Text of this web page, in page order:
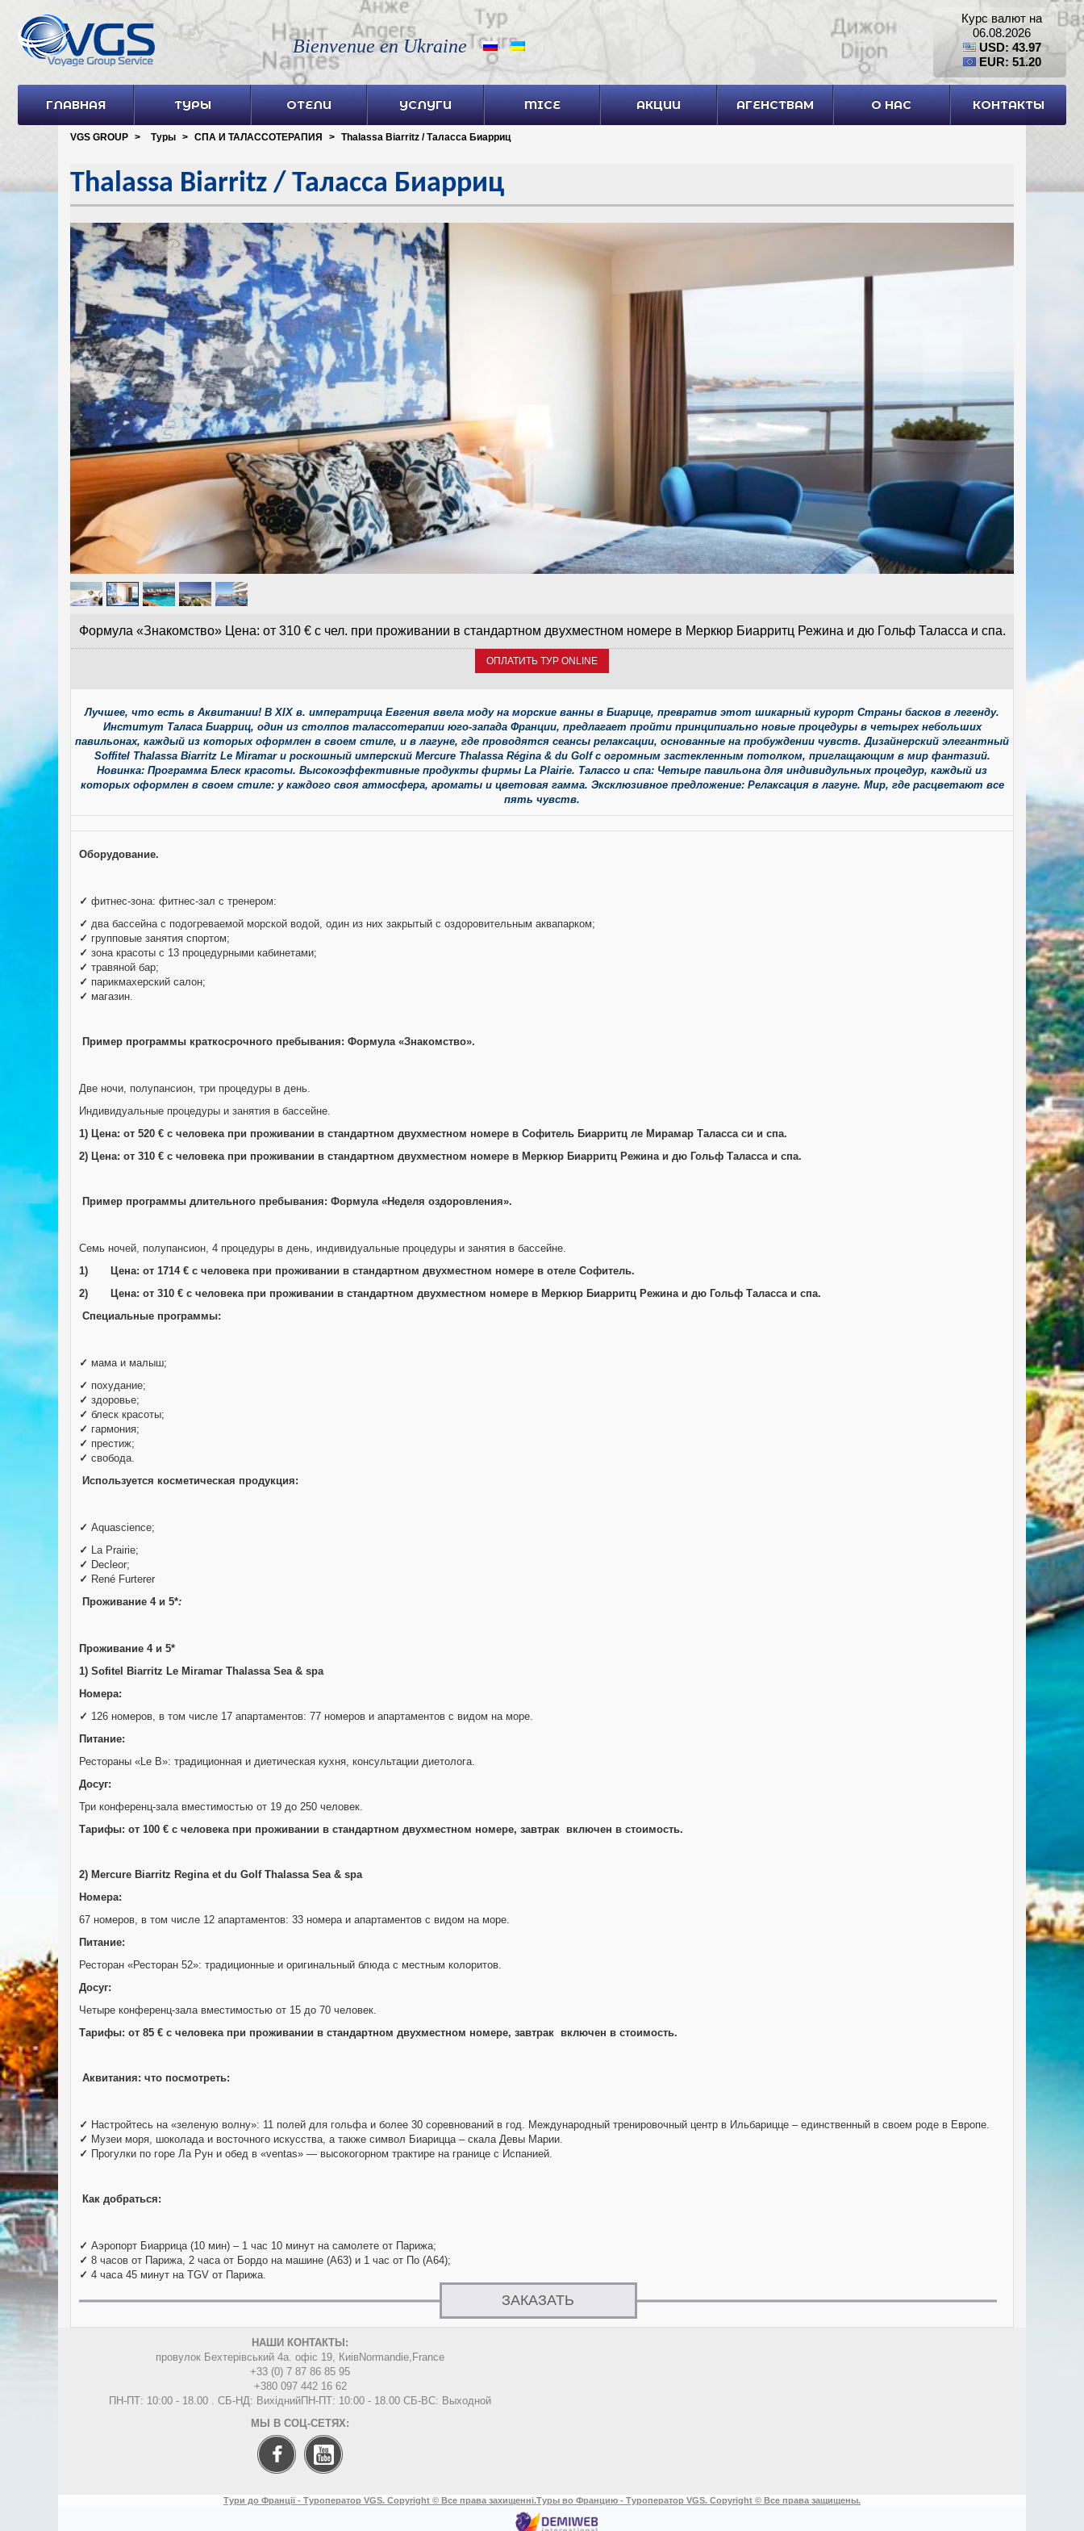
Bienvenue en Ukraine
Курс валют на
06.08.2026
USD: 43.97
EUR: 51.20
ГЛАВНАЯ ТУРЫ ОТЕЛИ УСЛУГИ MICE АКЦИИ АГЕНСТВАМ О НАС КОНТАКТЫ
VGS GROUP > Туры > СПА И ТАЛАССОТЕРАПИЯ > Thalassa Biarritz / Таласса Биарриц
Thalassa Biarritz / Таласса Биарриц
Формула «Знакомство» Цена: от 310 € с чел. при проживании в стандартном двухместном номере в Меркюр Биарритц Режина и дю Гольф Таласса и спа.
ОПЛАТИТЬ ТУР ONLINE
Лучшее, что есть в Аквитании! В ХIX в. императрица Евгения ввела моду на морские ванны в Биарице, превратив этот шикарный курорт Страны басков в легенду.
Институт Таласа Биарриц, один из столпов талассотерапии юго-запада Франции, предлагает пройти принципиально новые процедуры в четырех небольших
павильонах, каждый из которых оформлен в своем стиле, и в лагуне, где проводятся сеансы релаксации, основанные на пробуждении чувств. Дизайнерский элегантный
Soffitel Thalassa Biarritz Le Miramar и роскошный имперский Mercure Thalassa Régina & du Golf с огромным застекленным потолком, приглащающим в мир фантазий.
Новинка: Программа Блеск красоты. Высокоэффективные продукты фирмы La Plairie. Талассо и спа: Четыре павильона для индивидульных процедур, каждый из
которых оформлен в своем стиле: у каждого своя атмосфера, ароматы и цветовая гамма. Эксклюзивное предложение: Релаксация в лагуне. Мир, где расцветают все
пять чувств.
Оборудование.
✓ фитнес-зона: фитнес-зал с тренером:
✓ два бассейна с подогреваемой морской водой, один из них закрытый с оздоровительным аквапарком;
✓ групповые занятия спортом;
✓ зона красоты с 13 процедурными кабинетами;
✓ травяной бар;
✓ парикмахерский салон;
✓ магазин.
Пример программы краткосрочного пребывания: Формула «Знакомство».
Две ночи, полупансион, три процедуры в день.
Индивидуальные процедуры и занятия в бассейне.
1) Цена: от 520 € с человека при проживании в стандартном двухместном номере в Софитель Биарритц ле Мирамар Таласса си и спа.
2) Цена: от 310 € с человека при проживании в стандартном двухместном номере в Меркюр Биарритц Режина и дю Гольф Таласса и спа.
Пример программы длительного пребывания: Формула «Неделя оздоровления».
Семь ночей, полупансион, 4 процедуры в день, индивидуальные процедуры и занятия в бассейне.
1) Цена: от 1714 € с человека при проживании в стандартном двухместном номере в отеле Софитель.
2) Цена: от 310 € с человека при проживании в стандартном двухместном номере в Меркюр Биарритц Режина и дю Гольф Таласса и спа.
Специальные программы:
✓ мама и малыш;
✓ похудание;
✓ здоровье;
✓ блеск красоты;
✓ гармония;
✓ престиж;
✓ свобода.
Используется косметическая продукция:
✓ Aquascience;
✓ La Prairie;
✓ Decleor;
✓ René Furterer
Проживание 4 и 5*:
Проживание 4 и 5*
1) Sofitel Biarritz Le Miramar Thalassa Sea & spa
Номера:
✓ 126 номеров, в том числе 17 апартаментов: 77 номеров и апартаментов с видом на море.
Питание:
Рестораны «Le B»: традиционная и диетическая кухня, консультации диетолога.
Досуг:
Три конференц-зала вместимостью от 19 до 250 человек.
Тарифы: от 100 € с человека при проживании в стандартном двухместном номере, завтрак включен в стоимость.
2) Mercure Biarritz Regina et du Golf Thalassa Sea & spa
Номера:
67 номеров, в том числе 12 апартаментов: 33 номера и апартаментов с видом на море.
Питание:
Ресторан «Ресторан 52»: традиционные и оригинальный блюда с местным колоритов.
Досуг:
Четыре конференц-зала вместимостью от 15 до 70 человек.
Тарифы: от 85 € с человека при проживании в стандартном двухместном номере, завтрак включен в стоимость.
Аквитания: что посмотреть:
✓ Настройтесь на «зеленую волну»: 11 полей для гольфа и более 30 соревнований в год. Международный тренировочный центр в Ильбарицце – единственный в своем роде в Европе.
✓ Музеи моря, шоколада и восточного искусства, а также символ Биарицца – скала Девы Марии.
✓ Прогулки по горе Ла Рун и обед в «ventas» — высокогорном трактире на границе с Испанией.
Как добраться:
✓ Аэропорт Биаррица (10 мин) – 1 час 10 минут на самолете от Парижа;
✓ 8 часов от Парижа, 2 часа от Бордо на машине (А63) и 1 час от По (А64);
✓ 4 часа 45 минут на TGV от Парижа.
ЗАКАЗАТЬ
НАШИ КОНТАКТЫ:
провулок Бехтерівський 4а. офіс 19, КиівNormandie,France
+33 (0) 7 87 86 85 95
+380 097 442 16 62
ПН-ПТ: 10:00 - 18.00 . СБ-НД: ВихіднийПН-ПТ: 10:00 - 18.00 СБ-ВС: Выходной
МЫ В СОЦ-СЕТЯХ:
Тури до Франції - Туроператор VGS. Copyright © Все права захищенні.Туры во Францию - Туроператор VGS. Copyright © Все права защищены.